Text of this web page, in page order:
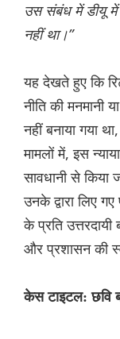
उस संबंध में डीयू में
नहीं था।”
यह देखते हुए कि
नीति की मनमानी
नहीं बनाया गया
मामलों में, इस
सावधानी से किया
उनके द्वारा लिए
के प्रति
और प्रशासन की
केस टाइटल: छवि